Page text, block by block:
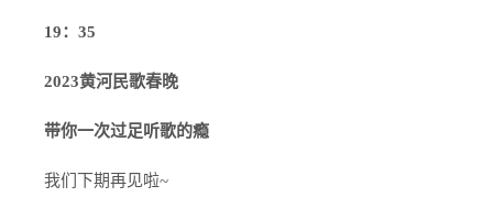
19：35
2023黄河民歌春晚
带你一次过足听歌的瘾
我们下期再见啦~